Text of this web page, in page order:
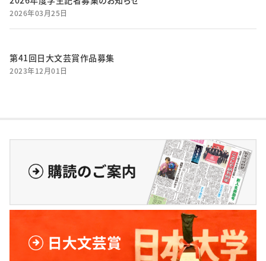
2026年03月25日
第41回日大文芸賞作品募集
2023年12月01日